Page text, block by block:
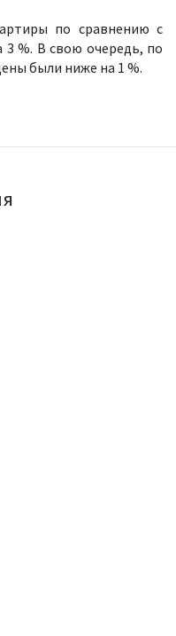
по сравнению с
3 %. В свою очередь, по
были ниже на 1 %.